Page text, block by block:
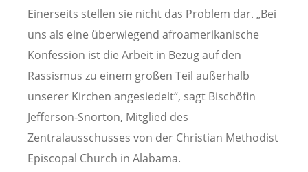
Einerseits stellen sie nicht das Problem dar. „Bei
uns als eine überwiegend afroamerikanische
Konfession ist die Arbeit in Bezug auf den
Rassismus zu einem großen Teil außerhalb
unserer Kirchen angesiedelt“, sagt Bischöfin
Jefferson-Snorton, Mitglied des
Zentralausschusses von der Christian Methodist
Episcopal Church in Alabama.